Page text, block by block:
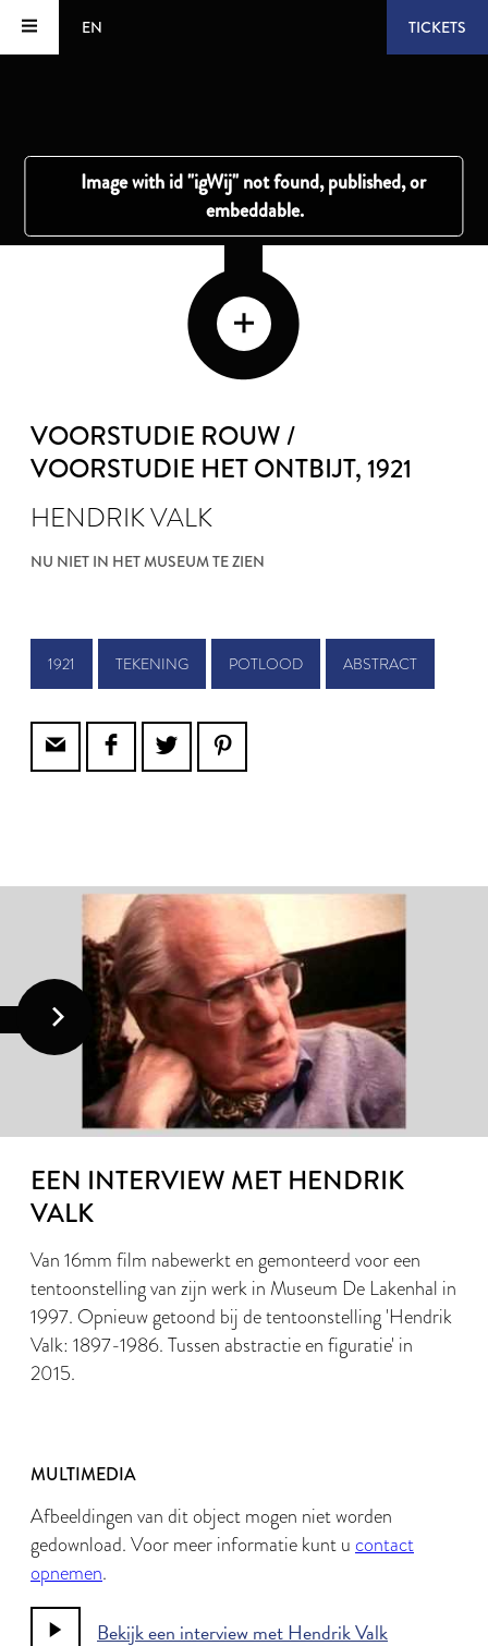
EN TICKETS
VOORSTUDIE ROUW /
VOORSTUDIE HET ONTBIJT, 1921
HENDRIK VALK
NU NIET IN HET MUSEUM TE ZIEN
1921 TEKENING POTLOOD ABSTRACT
EEN INTERVIEW MET HENDRIK
VALK
Van 16mm film nabewerkt en gemonteerd voor een
tentoonstelling van zijn werk in Museum De Lakenhal in
1997. Opnieuw getoond bij de tentoonstelling 'Hendrik
Valk: 1897-1986. Tussen abstractie en figuratie' in
2015.
MULTIMEDIA
Afbeeldingen van dit object mogen niet worden
gedownload. Voor meer informatie kunt u contact
opnemen.
Bekijk een interview met Hendrik Valk